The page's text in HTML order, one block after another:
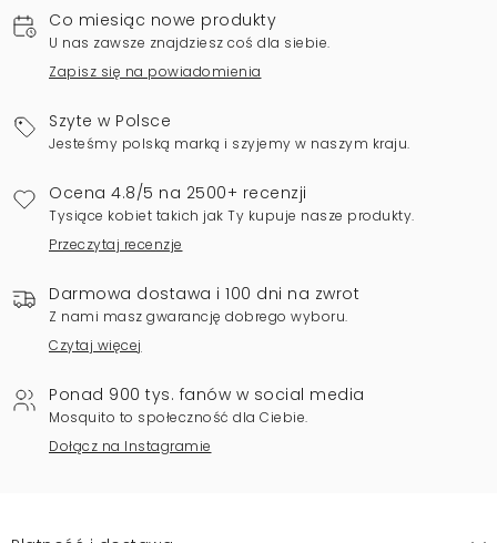
Co miesiąc nowe produkty
U nas zawsze znajdziesz coś dla siebie.
Zapisz się na powiadomienia
Szyte w Polsce
Jesteśmy polską marką i szyjemy w naszym kraju.
Ocena 4.8/5 na 2500+ recenzji
Tysiące kobiet takich jak Ty kupuje nasze produkty.
Przeczytaj recenzje
Darmowa dostawa i 100 dni na zwrot
Z nami masz gwarancję dobrego wyboru.
Czytaj więcej
Ponad 900 tys. fanów w social media
Mosquito to społeczność dla Ciebie.
Dołącz na Instagramie